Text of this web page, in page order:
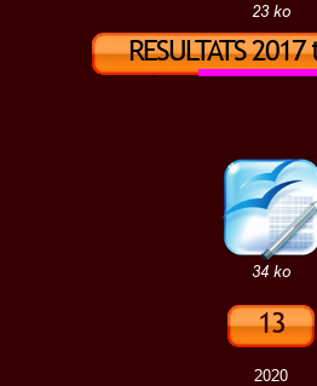
23 ko
RESULTATS2017
km:La
34 ko
13
km
2020